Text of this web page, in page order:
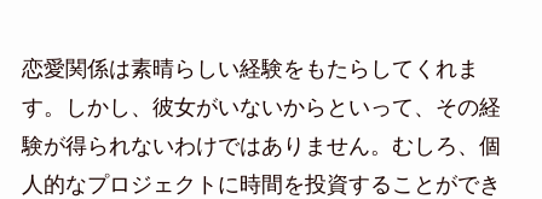
恋愛関係は素晴らしい経験をもたらしてくれま
す。しかし、彼女がいないからといって、その経
験が得られないわけではありません。むしろ、個
人的なプロジェクトに時間を投資することができ